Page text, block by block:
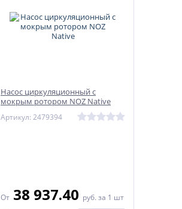
Насос циркуляционный с
мокрым ротором NOZ Native
Артикул: 2479394
От 38 937.40 руб. за 1 шт